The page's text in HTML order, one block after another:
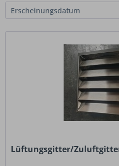
Lüftungsgitter/